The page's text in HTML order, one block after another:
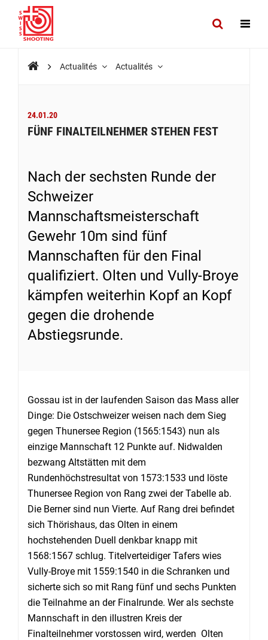
Actualités Actualités
24.01.20
FÜNF FINALTEILNEHMER STEHEN FEST
Nach der sechsten Runde der
Schweizer
Mannschaftsmeisterschaft
Gewehr 10m sind fünf
Mannschaften für den Final
qualifiziert. Olten und Vully-Broye
kämpfen weiterhin Kopf an Kopf
gegen die drohende
Abstiegsrunde.
Gossau ist in der laufenden Saison das Mass aller
Dinge: Die Ostschweizer weisen nach dem Sieg
gegen Thunersee Region (1565:1543) nun als
einzige Mannschaft 12 Punkte auf. Nidwalden
bezwang Altstätten mit dem
Rundenhöchstresultat von 1573:1533 und löste
Thunersee Region von Rang zwei der Tabelle ab.
Die Berner sind nun Vierte. Auf Rang drei befindet
sich Thörishaus, das Olten in einem
hochstehenden Duell denkbar knapp mit
1568:1567 schlug. Titelverteidiger Tafers wies
Vully-Broye mit 1559:1540 in die Schranken und
sicherte sich so mit Rang fünf und sechs Punkten
die Teilnahme an der Finalrunde. Wer als sechste
Mannschaft in den illustren Kreis der
Finalteilnehmer vorstossen wird, werden Olten